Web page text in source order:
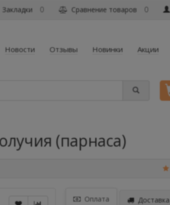
0 Сравнение товаров 0
Новости Отзывы Новинки Акции
(парнаса)
Оплата Доставка